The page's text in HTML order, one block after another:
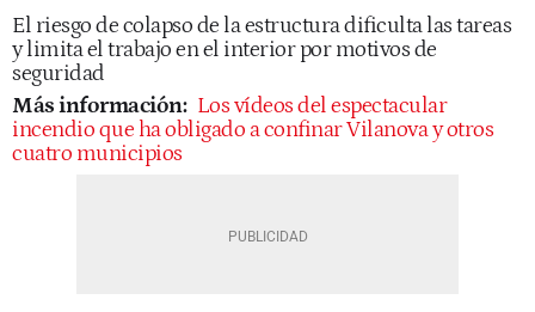
El riesgo de colapso de la estructura dificulta las tareas
y limita el trabajo en el interior por motivos de
seguridad
Más información: Los vídeos del espectacular
incendio que ha obligado a confinar Vilanova y otros
cuatro municipios